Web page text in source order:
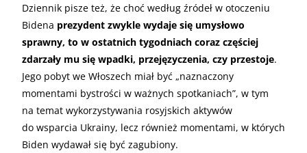
Dziennik pisze też, że choć według źródeł w otoczeniu
Bidena prezydent zwykle wydaje się umysłowo
sprawny, to w ostatnich tygodniach coraz częściej
zdarzały mu się wpadki, przejęzyczenia, czy przestoje.
Jego pobyt we Włoszech miał być „naznaczony
momentami bystrości w ważnych spotkaniach”, w tym
na temat wykorzystywania rosyjskich aktywów
do wsparcia Ukrainy, lecz również momentami, w których
Biden wydawał się być zagubiony.